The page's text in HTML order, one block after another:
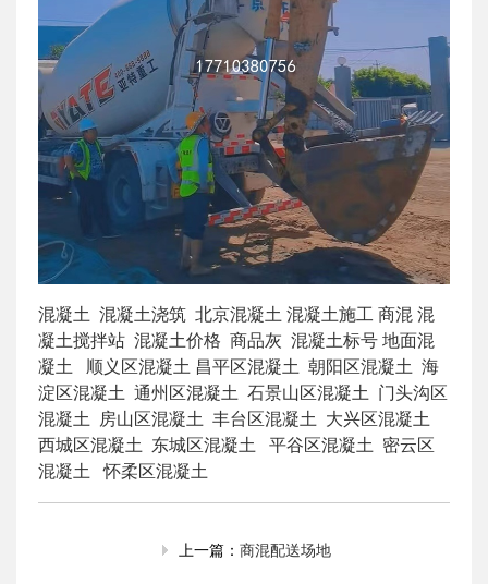
混凝土 混凝土浇筑 北京混凝土 混凝土施工 商混 混
凝土搅拌站 混凝土价格 商品灰 混凝土标号 地面混
凝土 顺义区混凝土 昌平区混凝土 朝阳区混凝土 海
淀区混凝土 通州区混凝土 石景山区混凝土 门头沟区
混凝土 房山区混凝土 丰台区混凝土 大兴区混凝土
西城区混凝土 东城区混凝土 平谷区混凝土 密云区
混凝土 怀柔区混凝土
上一篇： 商混配送场地